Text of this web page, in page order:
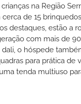
na Região
de 15
destaques, estão a
com mais de
o hóspede
para prática
tenda multiuso